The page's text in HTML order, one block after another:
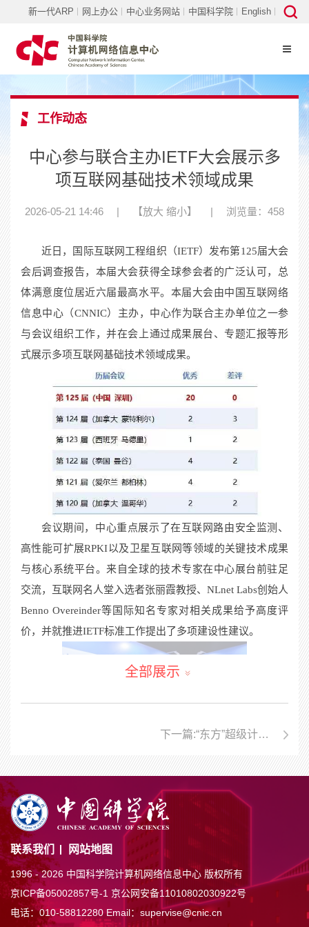
新一代ARP 网上办公 中心业务网站 中国科学院 English
工作动态
中心参与联合主办IETF大会展示多
项互联网基础技术领域成果
2026-05-21 14:46 【放大 缩小】 浏览量：458
近日，国际互联网工程组织（IETF）发布第125届大会
会后调查报告，本届大会获得全球参会者的广泛认可，总
体满意度位居近六届最高水平。本届大会由中国互联网络
信息中心（CNNIC）主办，中心作为联合主办单位之一参
与会议组织工作，并在会上通过成果展台、专题汇报等形
式展示多项互联网基础技术领域成果。
会议期间，中心重点展示了在互联网路由安全监测、
高性能可扩展RPKI以及卫星互联网等领域的关键技术成果
与核心系统平台。来自全球的技术专家在中心展台前驻足
交流，互联网名人堂入选者张丽霞教授、 NLnet Labs创始人
Benno Overeinder等国际知名专家对相关成果给予高度评
价，并就推进IETF标准工作提出了多项建设性建议。
全部展示
下一篇:“东方”超级计算系统助力旋转边界层稳定性与转捩研究取得进展
联系我们 网站地图
1996 -2026 中国科学院计算机网络信息中心 版权所有
京ICP备05002857号-1 京公网安备11010802030922号
电话：010-58812280 Email：supervise@cnic.cn